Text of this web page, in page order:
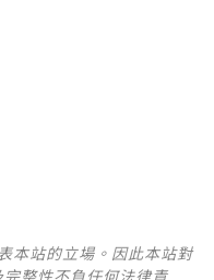
本站的立場。因此本站對
整性不負任何法律責